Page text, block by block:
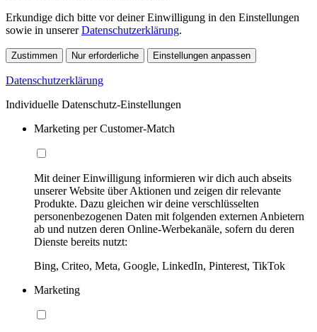
Erkundige dich bitte vor deiner Einwilligung in den Einstellungen
sowie in unsererDatenschutzerklärung.
Zustimmen Nur erforderliche Einstellungen anpassen
Datenschutzerklärung
Individuelle Datenschutz-Einstellungen
Marketing per Customer-Match
Mit deiner Einwilligung informieren wir dich auch abseits
unserer Website über Aktionen und zeigen dir relevante
Produkte. Dazu gleichen wir deine verschlüsselten
personenbezogenen Daten mit folgenden externen Anbietern
ab und nutzen deren Online-Werbekanäle, sofern du deren
Dienste bereits nutzt:
Bing, Criteo, Meta, Google, LinkedIn, Pinterest, TikTok
Marketing